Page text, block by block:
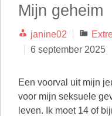
Mijn geheim
janine02
6 september 2025
Een voorval uit mijn
voor mijn seksuele
leven. Ik moet 14 of